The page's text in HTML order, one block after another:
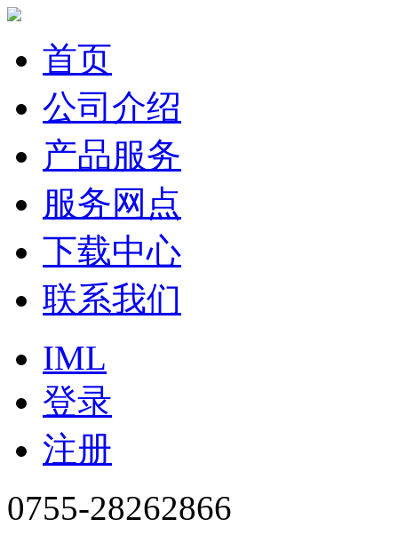
首页
公司介绍
产品服务
服务网点
下载中心
联系我们
IML
登录
注册
0755-28262866